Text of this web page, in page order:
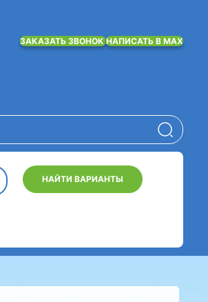
ЗАКАЗАТЬ ЗВОНОКНАПИСАТЬ В MAX
НАЙТИ ВАРИАНТЫ